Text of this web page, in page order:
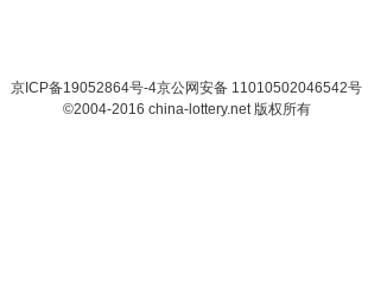
京ICP备19052864号-4京公网安备 11010502046542号
©2004-2016 china-lottery.net 版权所有